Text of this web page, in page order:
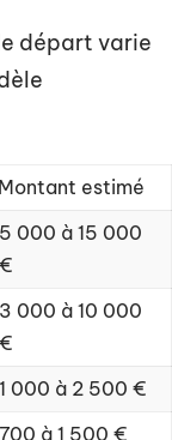
départ varie
Montant estimé
5 000 à 15 000
€
3 000 à 10 000
€
1 000 à 2 500 €
700 à 1 500 €